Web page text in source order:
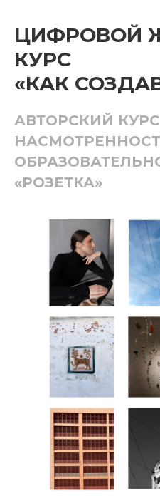
ЦИФРОВОЙ
КУРС
«КАК
АВТОРСКИЙ
«РОЗЕТКА»